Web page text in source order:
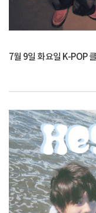
7월 9일 화요일 K-POP